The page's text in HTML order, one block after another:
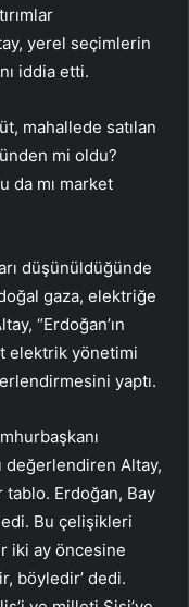
yerel seçimlerin
iddia etti.
mahallede satılan
mi oldu?
da mı market
düşünüldüğünde
gaza, elektriğe
“Erdoğan’ın
elektrik yönetimi
yaptı.
değerlendiren Altay,
tablo. Erdoğan, Bay
Bu çelişikleri
iki ay öncesine
böyledir’ dedi.